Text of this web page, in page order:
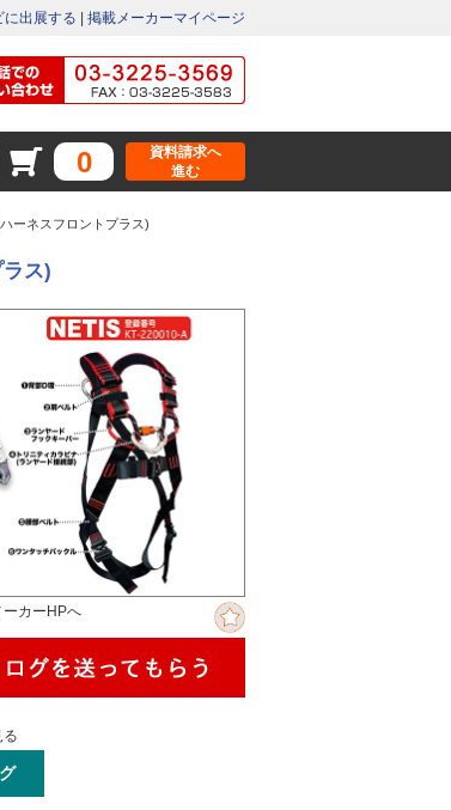
に出展する 掲載メーカーマイページ
0
資料請求へ
進む
ーネスフロントプラス)
ス)
カーHPへ